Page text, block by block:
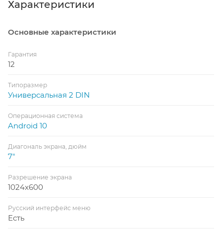
Характеристики
Основные характеристики
Гарантия
12
Типоразмер
Универсальная 2 DIN
Операционная система
Android 10
Диагональ экрана, дюйм
7"
Разрешение экрана
1024x600
Русский интерфейс меню
Есть